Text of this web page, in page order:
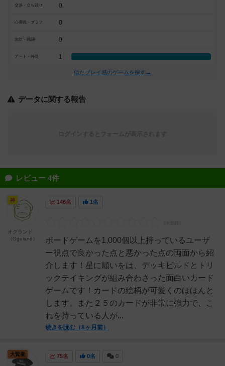
交渉・立ち回り 0
心理戦・ブラフ 0
攻防・戦闘 0
アート・外見 1
似たプレイ感のゲームを探す→
データに関する報告
レビュー 4件
146名 1名
ボードゲームを1,000個以上持っているユーザ
ー視点で良かった点と悪かった点の両面から紹
介します！星に願いをは、デッキビルドとトリ
ックテイキングが組み合わさった面白いカード
ゲームです！カードの絵柄が可愛くのほほんと
します。また２５のカードが非常に強力で、こ
れを持っている人が...
続きを読む（8ヶ月前）
神
オグランド
（Oguland）
75名 0名 0
大賢者